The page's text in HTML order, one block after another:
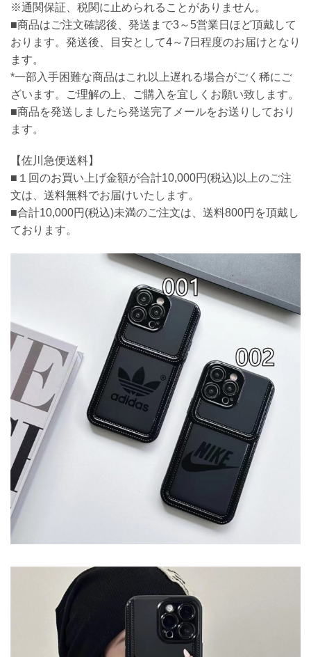
※通関保証、税関に止められることがありません。
■商品はご注文確認後、発送まで3～5営業日ほど頂戴して
おります。発送後、目安として4～7日程度のお届けとなり
ます。
*一部入手困難な商品はこれ以上遅れる場合がごく稀にご
ざいます。ご理解の上、ご購入を宜しくお願い致します。
■商品を発送しましたら発送完了メールをお送りしており
ます。
【佐川急便送料】
■１回のお買い上げ金額が合計10,000円(税込)以上のご注
文は、送料無料でお届けいたします。
■合計10,000円(税込)未満のご注文は、送料800円を頂戴し
ております。